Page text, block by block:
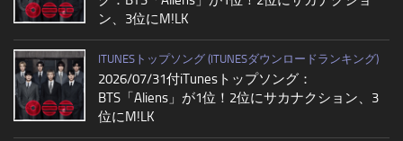
ン、3位にM!LK
ITUNESトップソング (ITUNESダウンロードランキング)
2026/07/31付iTunesトップソング：
BTS「Aliens」が1位！2位にサカナクション、3
位にM!LK